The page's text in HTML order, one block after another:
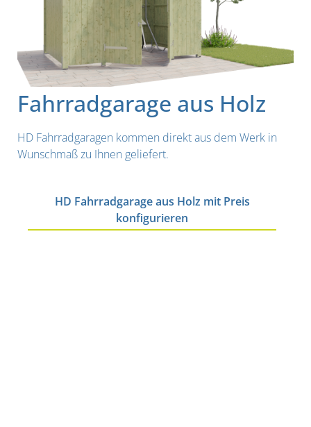
Fahrradgarage aus Holz
HD Fahrradgaragen kommen direkt aus dem Werk in
Wunschmaß zu Ihnen geliefert.
HD Fahrradgarage aus Holz mit Preis
konfigurieren